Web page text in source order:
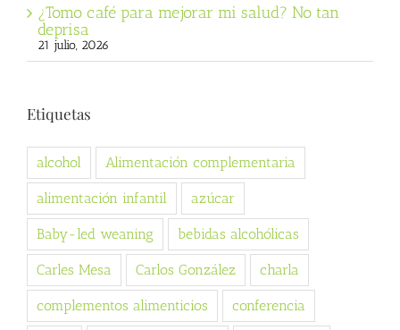
¿Tomo café para mejorar mi salud? No tan
deprisa
21 julio, 2026
Etiquetas
alcohol Alimentación complementaria
alimentación infantil azúcar
Baby-led weaning bebidas alcohólicas
Carles Mesa Carlos González charla
complementos alimenticios conferencia